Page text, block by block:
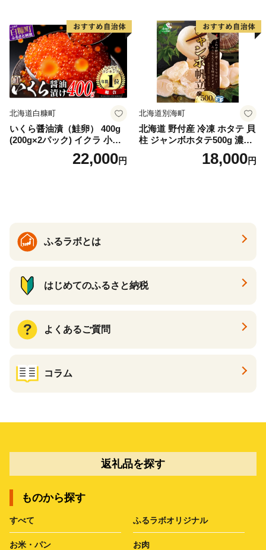
満足 美味しい 贈答 生食用 刺
身 お刺身 刺し身 魚介類 海鮮
冷凍 厚切り 薄切り ふるさと
納税 ふるさとチョイス チョ
イス 北海道 白糠町
北海道白糠町
いくら醤油漬（鮭卵） 400g
(200g×2パック) イクラ 小分
け いくら醤油漬 鮭いくら い
くら醤油漬け 鮭 鮭卵 ikura
22,000円
北海道別海町
北海道 野付産 冷凍 ホタテ 貝
柱 ジャンボホタテ500g 濃厚
な旨味と甘み （ほたて ホタ
テ 帆立 貝柱 ホタテ貝柱 大玉
18,000円
ふるラボとは
はじめてのふるさと納税
よくあるご質問
コラム
返礼品を探す
ものから探す
すべて ふるラボオリジナル
お米・パン お肉